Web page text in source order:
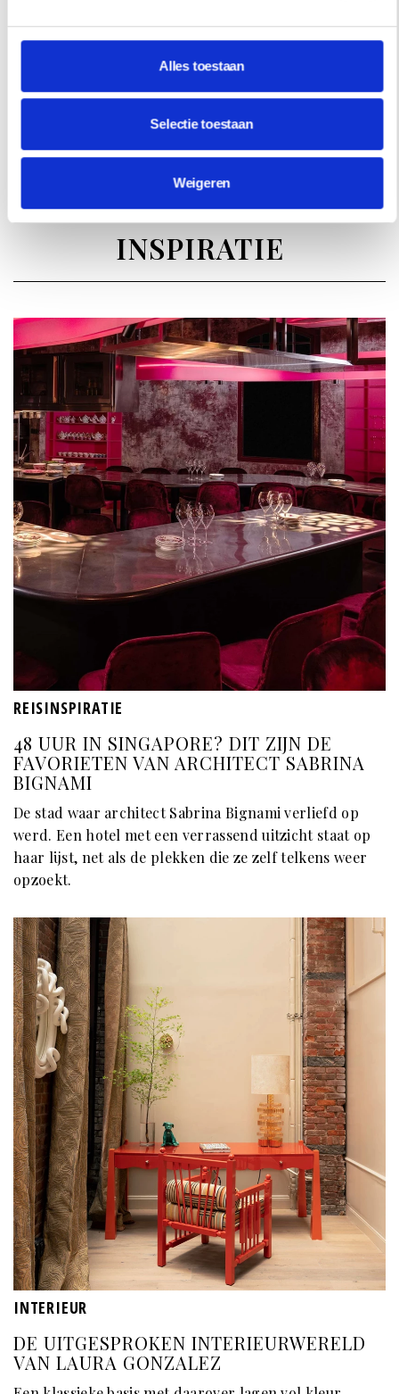
Alles toestaan
Selectie toestaan
Weigeren
INSCHRIJVEN
INSPIRATIE
REISINSPIRATIE
48 UUR IN SINGAPORE? DIT ZIJN DE
FAVORIETEN VAN ARCHITECT SABRINA
BIGNAMI
De stad waar architect Sabrina Bignami verliefd op
werd. Een hotel met een verrassend uitzicht staat op
haar lijst, net als de plekken die ze zelf telkens weer
opzoekt.
INTERIEUR
DE UITGESPROKEN INTERIEURWERELD
VAN LAURA GONZALEZ